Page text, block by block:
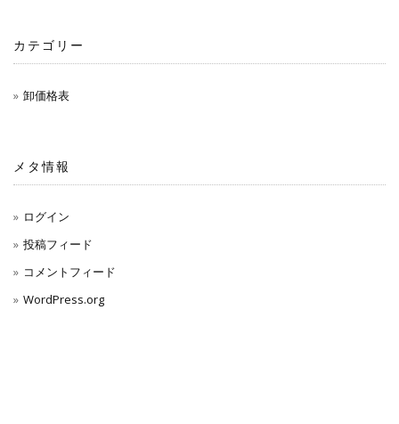
カテゴリー
卸価格表
メタ情報
ログイン
投稿フィード
コメントフィード
WordPress.org